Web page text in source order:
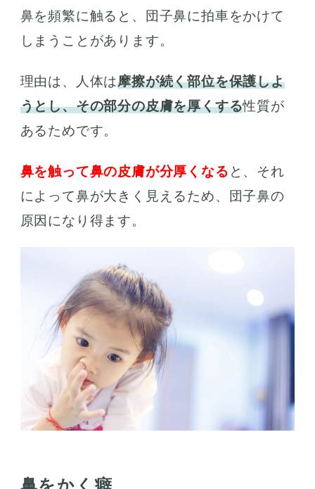
鼻を頻繁に触ると、団子鼻に拍車をかけて
しまうことがあります。
理由は、人体は摩擦が続く部位を保護しよ
うとし、その部分の皮膚を厚くする性質が
あるためです。
鼻を触って鼻の皮膚が分厚くなる と、それ
によって鼻が大きく見えるため、団子鼻の
原因になり得ます。